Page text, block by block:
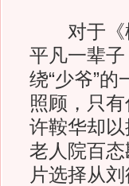
对于《桃
平凡一辈
绕“少爷”
照顾，只
许鞍华却以
老人院百
片选择从